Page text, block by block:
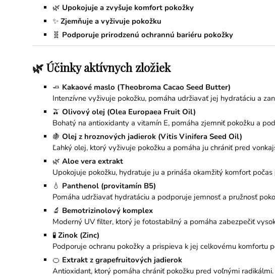
🌿 Upokojuje a zvyšuje komfort pokožky
✨ Zjemňuje a vyživuje pokožku
🧬 Podporuje prirodzenú ochrannú bariéru pokožky
🌿 Účinky aktívnych zložiek
🧈 Kakaové maslo (Theobroma Cacao Seed Butter)
Intenzívne vyživuje pokožku, pomáha udržiavať jej hydratáciu a
🫒 Olivový olej (Olea Europaea Fruit Oil)
Bohatý na antioxidanty a vitamín E, pomáha zjemniť pokožku a
🍇 Olej z hroznových jadierok (Vitis Vinifera Seed Oil)
Ľahký olej, ktorý vyživuje pokožku a pomáha ju chrániť pred
🌿 Aloe vera extrakt
Upokojuje pokožku, hydratuje ju a prináša okamžitý komfort
💧 Panthenol (provitamín B5)
Pomáha udržiavať hydratáciu a podporuje jemnosť a pružnosť
🔬 Bemotrizinolový komplex
Moderný UV filter, ktorý je fotostabilný a pomáha zabezpečiť
🧪 Zinok (Zinc)
Podporuje ochranu pokožky a prispieva k jej celkovému komfortu
🍊 Extrakt z grapefruitových jadierok
Antioxidant, ktorý pomáha chrániť pokožku pred voľnými radikálmi.